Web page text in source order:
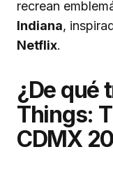
recrean
Indiana,
Netflix.
¿De qué
Things:
CDMX